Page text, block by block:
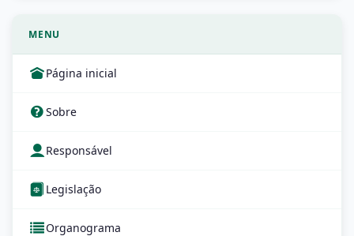
MENU
Página inicial
Sobre
Responsável
Legislação
Organograma